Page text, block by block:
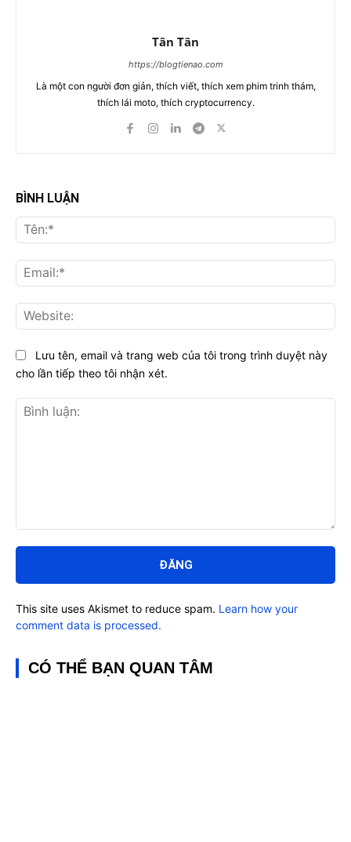
Tân Tân
https://blogtienao.com
Là một con người đơn giản, thích viết, thích xem phim trinh thám,
thích lái moto, thích cryptocurrency.
BÌNH LUẬN
luận:
Lưu tên, email và trang web của tôi trong trình duyệt này
cho lần tiếp theo tôi nhận xét.
This site uses Akismet to reduce spam. Learn how your
comment data is processed.
CÓ THỂ BẠN QUAN TÂM